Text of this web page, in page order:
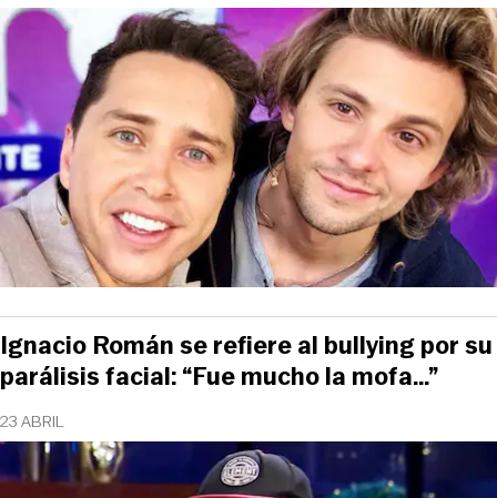
23 ABRIL
Ignacio Román se refiere al bullying por su
parálisis facial: “Fue mucho la mofa…”